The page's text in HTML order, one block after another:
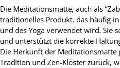
Die Meditationsmatte, auch als
traditionelles Produkt, das häufig
und des Yoga verwendet wird. Sie
und unterstützt die korrekte
Die Herkunft der Meditationsmatte
Tradition und Zen-Klöster zurück,